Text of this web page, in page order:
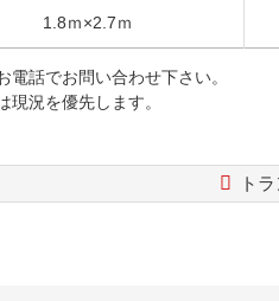
1.8ｍ×2.7ｍ
話でお問い合わせ下さい。
況を優先します。
ト